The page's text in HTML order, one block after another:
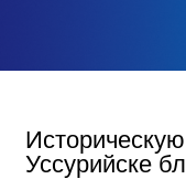
Уссурийске